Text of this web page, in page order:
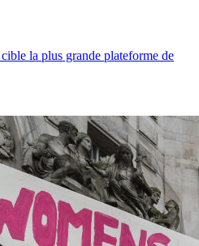
la plus grande plateforme de